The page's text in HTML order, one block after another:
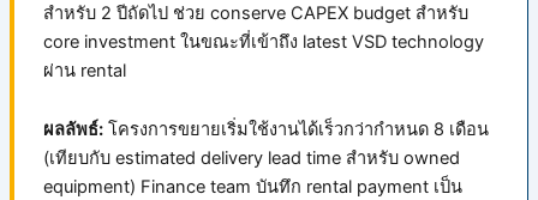
สำหรับ 2 ปีถัดไป ช่วย conserve CAPEX budget สำหรับ
core investment ในขณะที่เข้าถึง latest VSD technology
ผ่าน rental
ผลลัพธ์:โครงการขยายเริ่มใช้งานได้เร็วกว่ากำหนด 8 เดือน
(เทียบกับ estimated delivery lead time สำหรับ owned
equipment) Finance team บันทึก rental payment เป็น